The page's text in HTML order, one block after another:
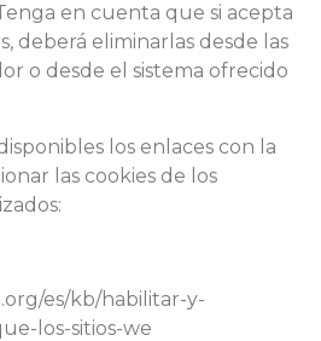
en cuenta que si acepta
deberá eliminarlas desde las
o desde el sistema ofrecido
los enlaces con la
las cookies de los
es/kb/habilitar-y-
los-sitios-we